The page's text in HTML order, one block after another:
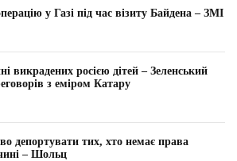
у Газі під час візиту Байдена – ЗМІ
викрадених росією дітей – Зеленський
з еміром Катару
депортувати тих, хто немає права
– Шольц